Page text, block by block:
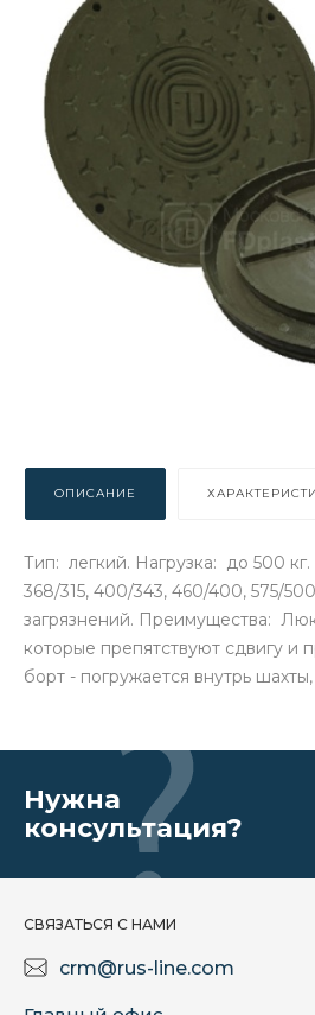
ОПИСАНИЕ
Тип: легкий. Нагрузка: до 500
368/315, 400/343, 460/400, 575/
загрязнений. Преимущества:
которые препятствуют сдвигу и
борт - погружается внутрь
Нужна
консультация?
СВЯЗАТЬСЯ С НАМИ
crm@rus-line.com